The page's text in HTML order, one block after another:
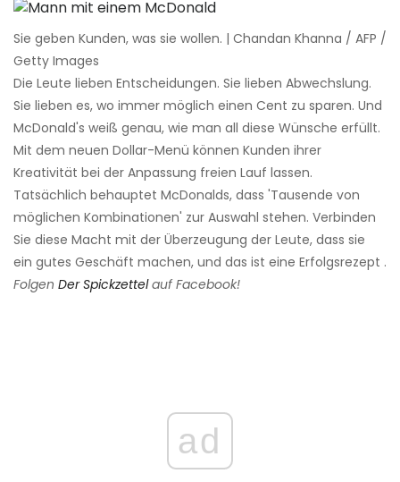
Sie geben Kunden, was sie wollen. | Chandan Khanna / AFP /
Getty Images
Die Leute lieben Entscheidungen. Sie lieben Abwechslung.
Sie lieben es, wo immer möglich einen Cent zu sparen. Und
McDonald's weiß genau, wie man all diese Wünsche erfüllt.
Mit dem neuen Dollar-Menü können Kunden ihrer
Kreativität bei der Anpassung freien Lauf lassen.
Tatsächlich behauptet McDonalds, dass 'Tausende von
möglichen Kombinationen' zur Auswahl stehen. Verbinden
Sie diese Macht mit der Überzeugung der Leute, dass sie
ein gutes Geschäft machen, und das ist eine Erfolgsrezept .
Folgen Der Spickzettelauf Facebook!
ad